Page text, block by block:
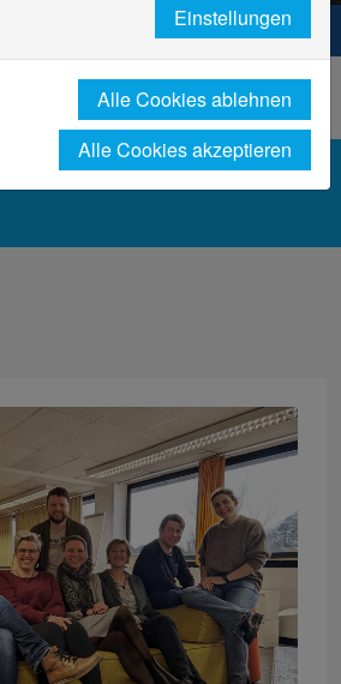
Hochschule Niederrhein. Dein Weg.
Beratung für Studierende
Einstellungen
Alle Cookies ablehnen
Alle Cookies akzeptieren